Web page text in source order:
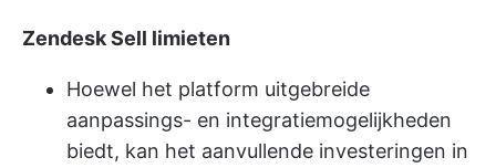
Zendesk Sell limieten
Hoewel het platform uitgebreide
aanpassings- en integratiemogelijkheden
biedt, kan het aanvullende investeringen in